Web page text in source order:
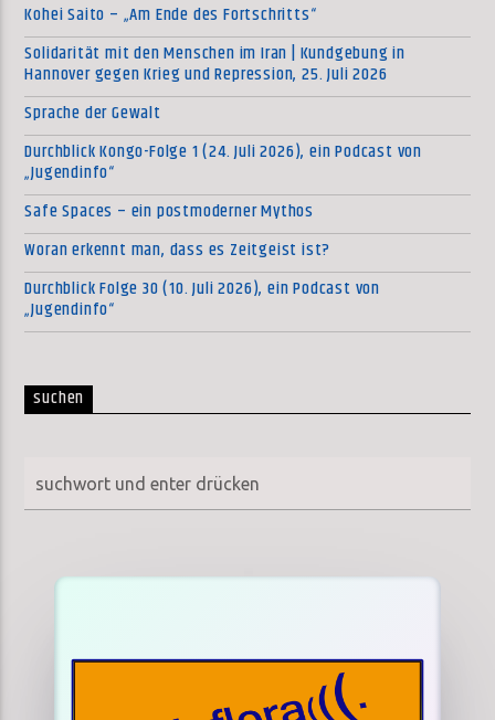
Kohei Saito – „Am Ende des Fortschritts“
Solidarität mit den Menschen im Iran | Kundgebung in
Hannover gegen Krieg und Repression, 25. Juli 2026
Sprache der Gewalt
Durchblick Kongo-Folge 1 (24. Juli 2026), ein Podcast von
„Jugendinfo“
Safe Spaces – ein postmoderner Mythos
Woran erkennt man, dass es Zeitgeist ist?
Durchblick Folge 30 (10. Juli 2026), ein Podcast von
„Jugendinfo“
suchen